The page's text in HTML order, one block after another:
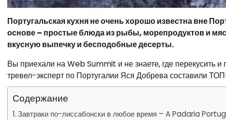
Португальская кухня не очень хорошо известна вне
основе – простые блюда из рыбы, морепродуктов и
вкусную выпечку и бесподобные десерты.
Вы приехали на Web Summit и не знаете, где перекусить
тревел-эксперт по Португалии Яся Добрева составили
Содержание
Завтраки по-лиссабонски в любое время – A Padaria